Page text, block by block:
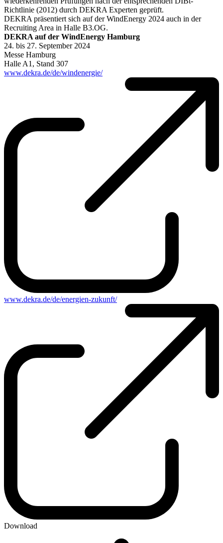
Richtlinie (2012) durch DEKRA Experten geprüft.
DEKRA präsentiert sich auf der WindEnergy 2024 auch in der
Recruiting Area in Halle B3.OG.
DEKRA auf der WindEnergy Hamburg
24. bis 27. September 2024
Messe Hamburg
Halle A1, Stand 307
www.dekra.de/de/windenergie/
www.dekra.de/de/energien-zukunft/
Download